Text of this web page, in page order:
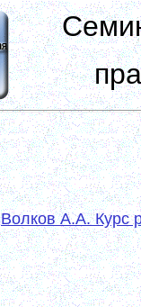
Волков А.А. Курс